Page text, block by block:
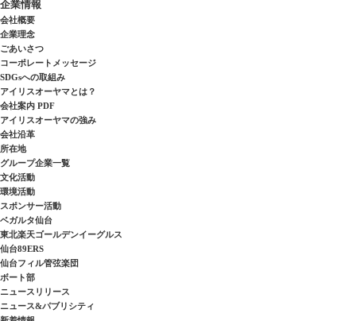
企業情報
会社概要
企業理念
ごあいさつ
コーポレートメッセージ
SDGsへの取組み
アイリスオーヤマとは？
会社案内 PDF
アイリスオーヤマの強み
会社沿革
所在地
グループ企業一覧
文化活動
環境活動
スポンサー活動
ベガルタ仙台
東北楽天ゴールデンイーグルス
仙台89ERS
仙台フィル管弦楽団
ボート部
ニュースリリース
ニュース&パブリシティ